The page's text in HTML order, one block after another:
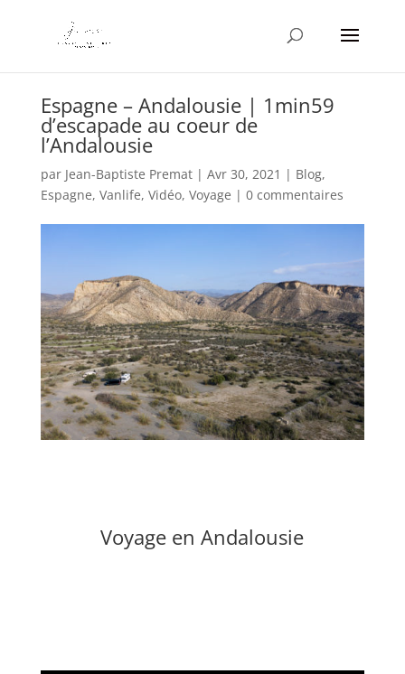
Espagne – Andalousie | 1min59
d’escapade au coeur de
l’Andalousie
par Jean-Baptiste Premat| Avr 30, 2021 | Blog,
Espagne, Vanlife, Vidéo, Voyage | 0 commentaires
Voyage en Andalousie